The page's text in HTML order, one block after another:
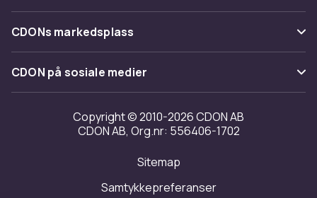
Tilbakekallinger
Varemerker
Om oss
Kundeanmeldelser
Jobbe på CDON
Investor relations
Tilgjengelighet
CDONs markedsplass
Merchant Help Center
CDON på sosiale medier
Copyright © 2010-2026 CDON AB
CDON AB, Org.nr: 556406-1702
Sitemap
Samtykkepreferanser